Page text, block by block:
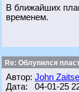
В ближайших
временем.
Re: Облупился
Автор: John
Дата: 04-01-25